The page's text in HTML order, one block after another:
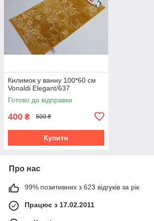
Килимок у ванну 100*60 см
Vonaldi Elegant/637
Готово до відправки
400 ₴ 500 ₴
Купити
Про нас
99% позитивних з 623 відгуків за рік
Працює з 17.02.2011